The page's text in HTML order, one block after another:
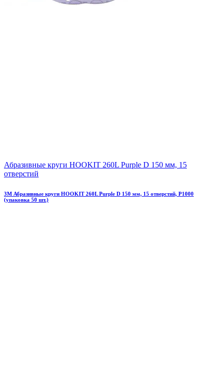
Абразивные круги HOOKIT 260L Purplе D 150 мм, 15
отверстий
3М Абразивные круги HOOKIT 260L Purplе D 150 мм, 15 отверстий, Р1000
(упаковка 50 шт.)